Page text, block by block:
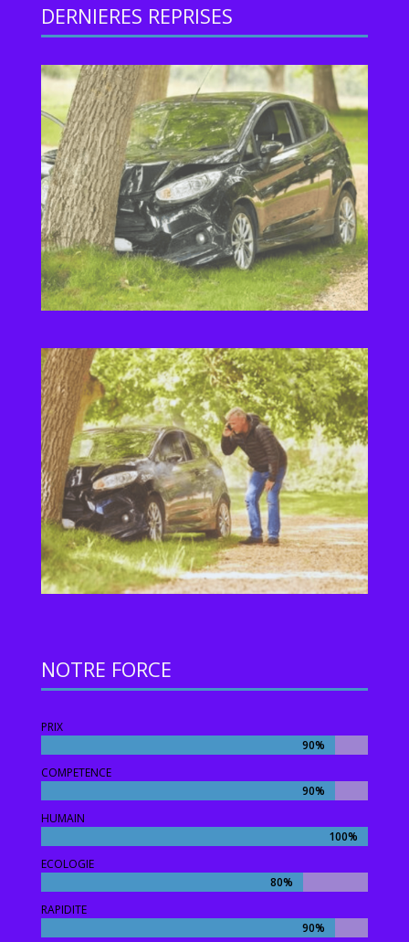
DERNIERES REPRISES
NOTRE FORCE
PRIX
90%
90%
COMPETENCE
90%
90%
HUMAIN
100%
100%
ECOLOGIE
80%
80%
RAPIDITE
90%
90%